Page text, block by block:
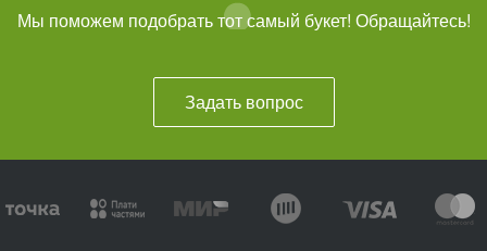
Мы поможем подобрать тот самый букет! Обращайтесь!
Задать вопрос